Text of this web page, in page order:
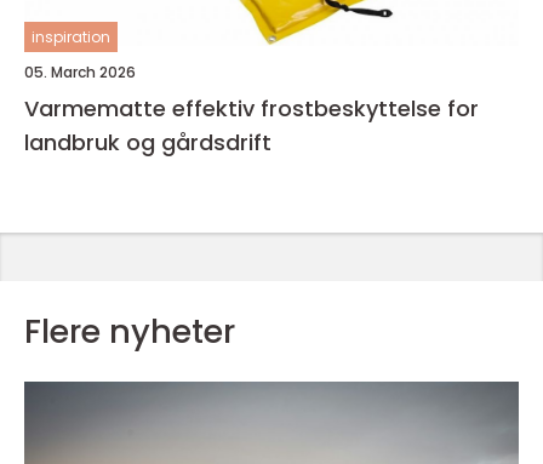
inspiration
05. March 2026
Varmematte effektiv frostbeskyttelse for
landbruk og gårdsdrift
Flere nyheter